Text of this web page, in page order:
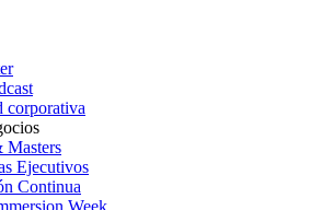
corporativa
Ejecutivos
Continua
Week